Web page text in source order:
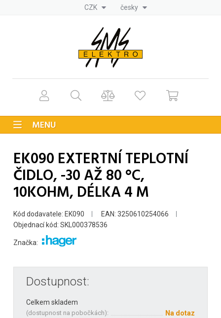
CZK česky
MENU
EK090 EXTERTNÍ TEPLOTNÍ
ČIDLO, -30 AŽ 80 °C,
10KOHM, DÉLKA 4 M
Kód dodavatele: EK090
EAN: 3250610254066
Objednací kód: SKL000378536
Značka:
Dostupnost:
Celkem skladem
(dostupnost na pobočkách):
Na dotaz